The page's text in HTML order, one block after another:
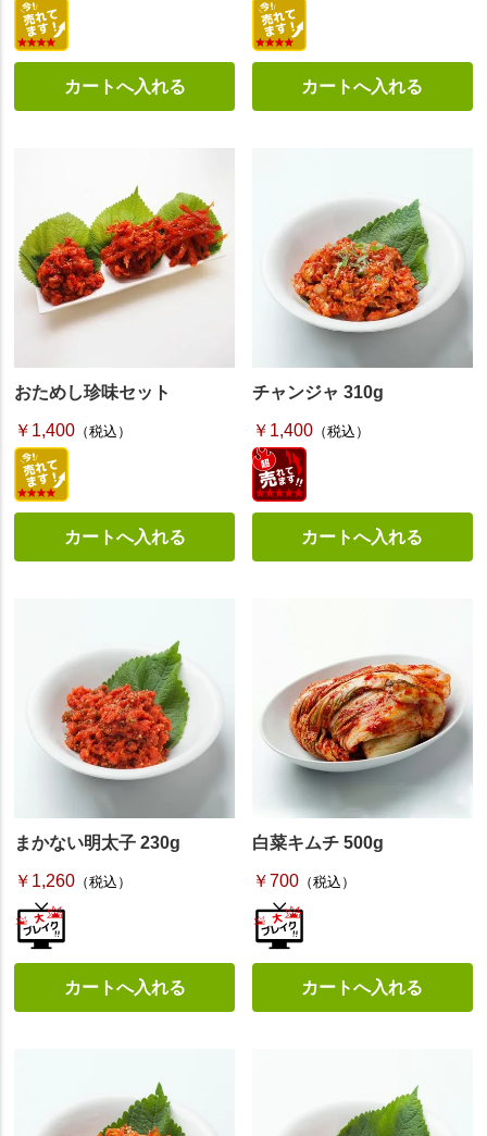
おためし珍味セット
￥1,400 （税込）
チャンジャ 310g
￥1,400 （税込）
まかない明太子 230g
￥1,260 （税込）
白菜キムチ 500g
￥700 （税込）